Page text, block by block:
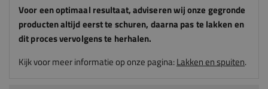
Voor een optimaal resultaat, adviserenwijonze gegronde
producten altijd eerst te schuren, daarna pas te lakken en
dit proces vervolgens te herhalen.
Kijk voor meer informatie op onze pagina:Lakken en spuiten.